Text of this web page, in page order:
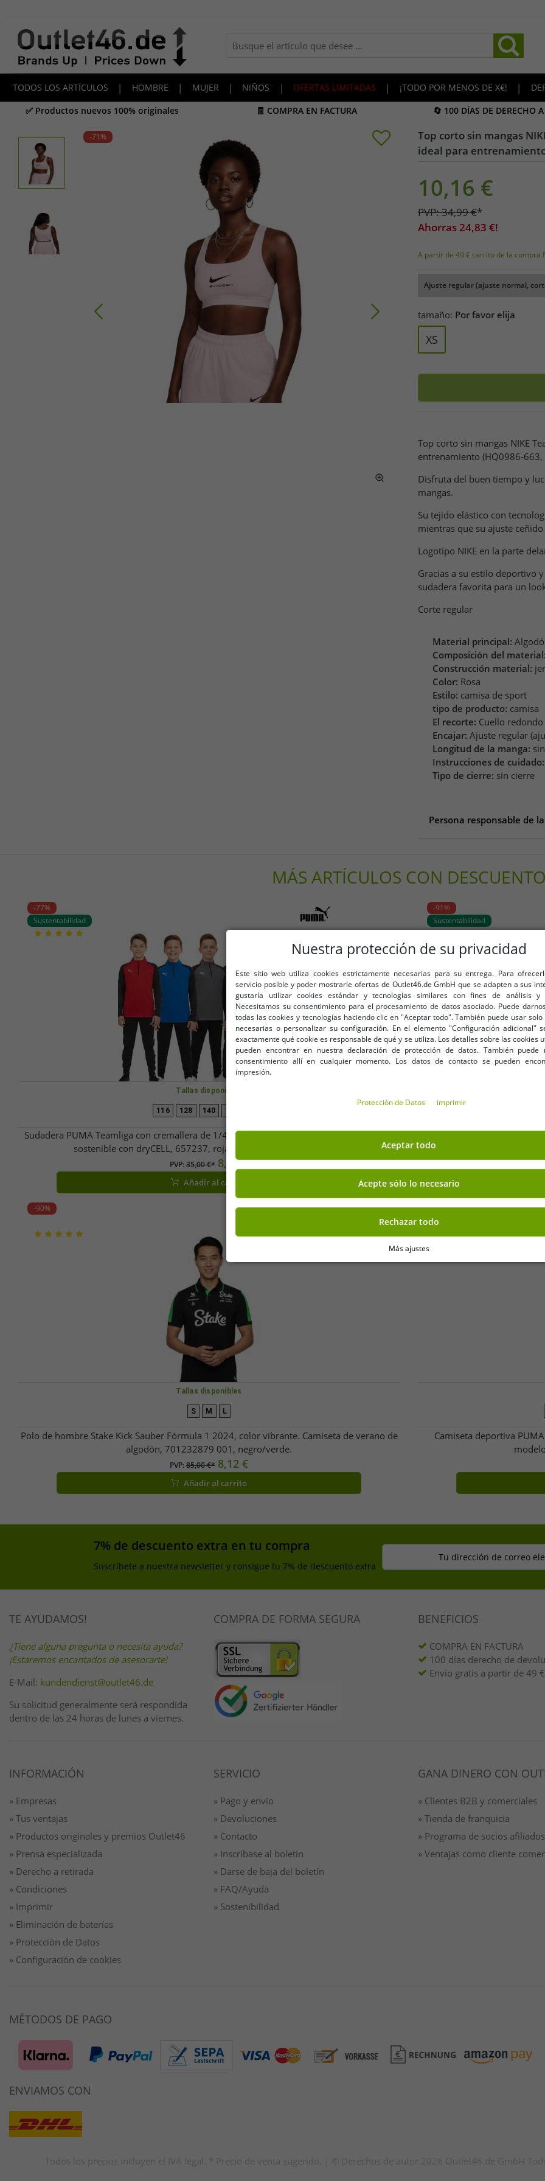
TODOS LOS ARTÍCULOS | HOMBRE | MUJER | NIÑOS | OFERTAS LIMITADAS | ¡TODO POR MENOS DE X€! |
✅ Productos nuevos 100% originales
🧾 COMPRA EN FACTURA 🔄 100 DÍAS DE DERECHO A
-71%
Top corto sin mangas
ideal para
10,16 €
PVP:34,99€*
Ahorras24,83 €!
A partir de 49 € carrito de la compra
Ajuste regular (ajuste normal,
tamaño: Por favor elija
XS
Top corto sin mangas NIKE
entrenamiento (HQ0986-663,
Disfruta del buen tiempo y
mangas.
Su tejido elástico con
mientras que su ajuste
Logotipo NIKE en la parte
Gracias a su estilo deportivo
sudadera favorita para un
Corte regular
Material principal:
Composición del material:
Construcción material:
Color: Rosa
Estilo: camisa de sport
tipo de producto: camisa
El recorte: Cuello redondo
Encajar: Ajuste regular
Longitud de la manga:
Instrucciones de cuidado:
Tipo de cierre: sin cierre
Persona responsable de la
Colosseum 1
1213 Hilversum
https://www.nike.com/de/
MÁS ARTÍCULOS CON DESCUENTO
-77%
Sustentabilidad
Tallas disponibles
116 128 140 152
Sudadera PUMA Teamliga con cremallera de 1/4 para niños, camiseta de entrenamiento
sostenible con dryCELL, 657237, roja, azul, gris, amarilla o verde
PVP:35,00 €* 8,12 €
Añadir al carrito
-91%
Sustentabilidad
Camiseta oficial PUMA
-90%
Tallas disponibles
S M L
Polo de hombre Stake Kick Sauber Fórmula 1 2024, color vibrante. Camiseta de verano de
algodón, 701232879 001, negro/verde.
PVP:85,00 €* 8,12 €
Añadir al carrito
-86%
Camiseta deportiva
7% de descuento extra en tu compra
Suscríbete a nuestra newsletter y consigue tu 7% de descuento extra
Tu dirección de correo
TE AYUDAMOS!
¿Tiene alguna pregunta o necesita ayuda?
¡Estaremos encantados de asesorarte!
E-Mail: kundendienst@outlet46.de
Su solicitud generalmente será respondida
dentro de las 24 horas de lunes a viernes.
COMPRA DE FORMA SEGURA BENEFICIOS
COMPRA EN FACTURA
100 días derecho de
Envío gratis a partir de 49 €
INFORMACIÓN
» Empresas
» Tus ventajas
» Productos originales y premios Outlet46
» Prensa especializada
» Derecho a retirada
» Condiciones
» Imprimir
» Eliminación de baterías
» Protección de Datos
» Configuración de cookies
SERVICIO
» Pago y envio
» Devoluciones
» Contacto
» Inscríbase al boletín
» Darse de baja del boletín
» FAQ/Ayuda
» Sostenibilidad
GANA DINERO CON
» Clientes B2B y comerciales
» Tienda de franquicia
» Programa de socios afiliados
» Ventajas como cliente
MÉTODOS DE PAGO
ENVIAMOS CON
Todos los precios incluyen el IVA legal. * Precio de venta sugerido. | © Derechos de autor 2026 Outlet46.de GmbH
Nuestra protección de su privacidad
Este sitio web utiliza cookies estrictamente necesarias para su entrega. Para
servicio posible y poder mostrarle ofertas de Outlet46.de GmbH que se adapten a sus
gustaría utilizar cookies estándar y tecnologías similares con fines de análisis y
Necesitamos su consentimiento para el procesamiento de datos asociado. Puede
todas las cookies y tecnologías haciendo clic en "Aceptar todo". También puede usar solo
necesarias o personalizar su configuración. En el elemento "Configuración adicional"
exactamente qué cookie es responsable de qué y se utiliza. Los detalles sobre las cookies
pueden encontrar en nuestra declaración de protección de datos. También puede
consentimiento allí en cualquier momento. Los datos de contacto se pueden
impresión.
Protección de Datos imprimir
Aceptar todo
Acepte sólo lo necesario
Rechazar todo
Más ajustes